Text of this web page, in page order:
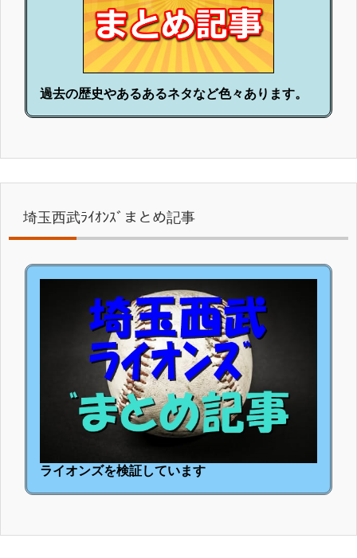
過去の歴史やあるあるネタなど色々あります。
埼玉西武ﾗｲｵﾝｽﾞまとめ記事
ライオンズを検証しています